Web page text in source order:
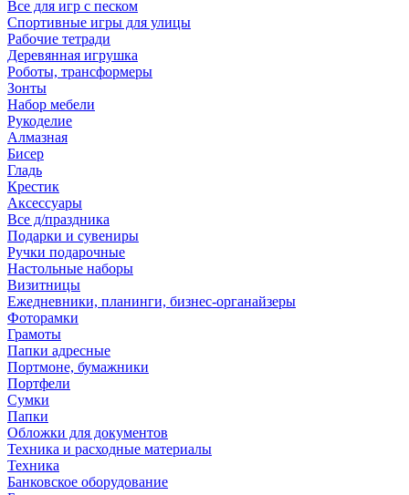
Все для игр с песком
Спортивные игры для улицы
Рабочие тетради
Деревянная игрушка
Роботы, трансформеры
Зонты
Набор мебели
Рукоделие
Алмазная
Бисер
Гладь
Крестик
Аксессуары
Все д/праздника
Подарки и сувениры
Ручки подарочные
Настольные наборы
Визитницы
Ежедневники, планинги, бизнес-органайзеры
Фоторамки
Грамоты
Папки адресные
Портмоне, бумажники
Портфели
Сумки
Папки
Обложки для документов
Техника и расходные материалы
Техника
Банковское оборудование